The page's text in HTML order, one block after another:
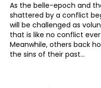
As the belle-epoch and
shattered by a conflict
will be challenged as
that is like no conflict
Meanwhile, others back
the sins of their past…